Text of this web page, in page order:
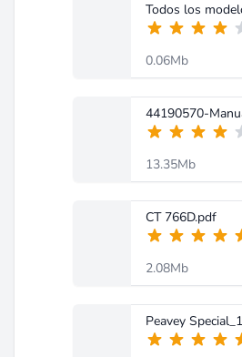
Todos los
0.06Mb
13.35Mb
CT 766D.pdf
2.08Mb
Peavey